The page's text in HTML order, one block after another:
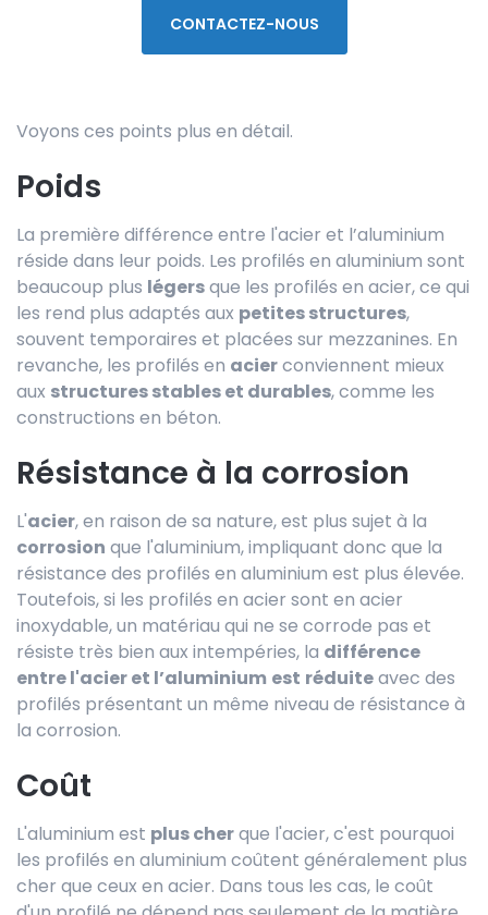
CONTACTEZ-NOUS
Voyons ces points plus en détail.
Poids
La première différence entre l'acier et l’aluminium
réside dans leur poids. Les profilés en aluminium sont
beaucoup plus légersque les profilés en acier, ce qui
les rend plus adaptés aux petites structures,
souvent temporaires et placées sur mezzanines. En
revanche, les profilés en acierconviennent mieux
aux structures stables et durables, comme les
constructions en béton.
Résistance à la corrosion
L'acier, en raison de sa nature, est plus sujet à la
corrosion que l'aluminium, impliquant donc que la
résistance des profilés en aluminium est plus élevée.
Toutefois, si les profilés en acier sont en acier
inoxydable, un matériau qui ne se corrode pas et
résiste très bien aux intempéries, la différence
entre l'acier et l’aluminium est réduiteavec des
profilés présentant un même niveau de résistance à
la corrosion.
Coût
L'aluminium est plus cherque l'acier, c'est pourquoi
les profilés en aluminium coûtent généralement plus
cher que ceux en acier. Dans tous les cas, le coût